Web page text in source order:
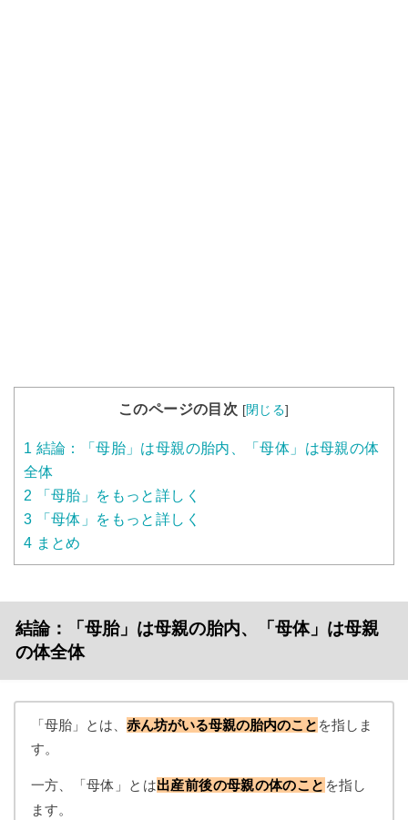
このページの目次 [閉じる]
1 結論：「母胎」は母親の胎内、「母体」は母親の体
全体
2 「母胎」をもっと詳しく
3 「母体」をもっと詳しく
4 まとめ
結論：「母胎」は母親の胎内、「母体」は母親
の体全体
「母胎」とは、 赤ん坊がいる母親の胎内のこと を指しま
す。
一方、「母体」とは出産前後の母親の体のこと を指し
ます。